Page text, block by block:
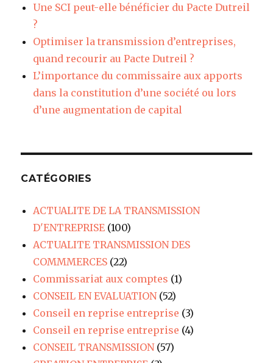
Une SCI peut-elle bénéficier du Pacte Dutreil
?
Optimiser la transmission d’entreprises,
quand recourir au Pacte Dutreil ?
L’importance du commissaire aux apports
dans la constitution d’une société ou lors
d’une augmentation de capital
CATÉGORIES
ACTUALITE DE LA TRANSMISSION
D'ENTREPRISE (100)
ACTUALITE TRANSMISSION DES
COMMMERCES (22)
Commissariat aux comptes (1)
CONSEIL EN EVALUATION(52)
Conseil en reprise entreprise (3)
Conseil en reprise entreprise (4)
CONSEIL TRANSMISSION(57)